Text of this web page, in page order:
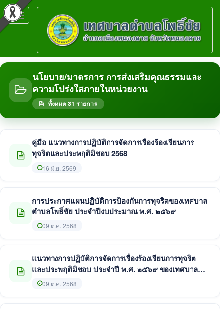
Toggle
navigation
นโยบาย/มาตรการ การส่งเสริมคุณธรรมและ
ความโปร่งใสภายในหน่วยงาน
ทั้งหมด 31 รายการ
คู่มือ แนวทางการปฏิบัติการจัดการเรื่องร้องเรียนการ
ทุจริตและประพฤติมิชอบ 2568
16 มิ.ย. 2569
การประกาศแผนปฏิบัติการป้องกันการทุจริตของเทศบาล
ตำบลโพธิ์ชัย ประจำปีงบประมาณ พ.ศ. ๒๕๖๙
09 ต.ค. 2568
แนวทางการปฏิบัติการจัดการเรื่องร้องเรียนการทุจริต
และประพฤติมิชอบ ประจำปี พ.ศ. ๒๕๖๙ ของเทศบาล
ตำบลโพธิ์ชัย
09 ต.ค. 2568